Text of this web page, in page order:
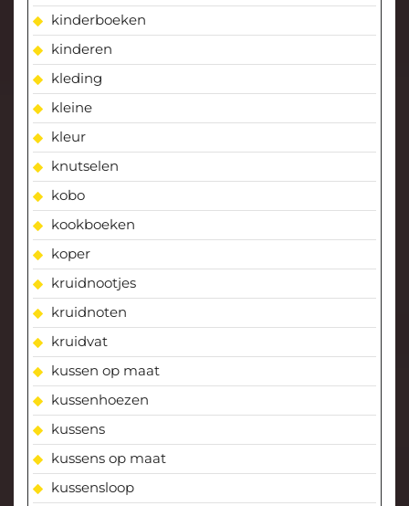
kinderboeken
kinderen
kleding
kleine
kleur
knutselen
kobo
kookboeken
koper
kruidnootjes
kruidnoten
kruidvat
kussen op maat
kussenhoezen
kussens
kussens op maat
kussensloop